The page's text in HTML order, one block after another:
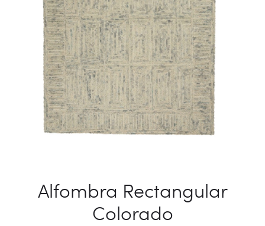
Alfombra Rectangular
Colorado